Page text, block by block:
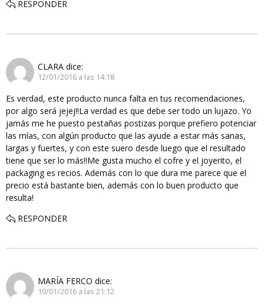
RESPONDER
CLARA dice:
12/01/2016 a las 14:18
Es verdad, este producto nunca falta en tus recomendaciones,
por algo será jejej!!La verdad es que debe ser todo un lujazo. Yo
jamás me he puesto pestañas postizas porque prefiero potenciar
las mías, con algún producto que las ayude a estar más sanas,
largas y fuertes, y con este suero desde luego que el resultado
tiene que ser lo más!!Me gusta mucho el cofre y el joyerito, el
packaging es recios. Además con lo que dura me parece que el
precio está bastante bien, además con lo buen producto que
resulta!
RESPONDER
MARÍA FERCO dice:
10/01/2016 a las 21:12